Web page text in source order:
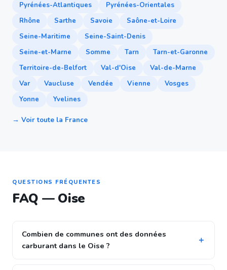
Pyrénées-Atlantiques
Pyrénées-Orientales
Rhône
Sarthe Savoie
Saône-et-Loire
Seine-Maritime
Seine-Saint-Denis
Seine-et-Marne
Somme Tarn
Tarn-et-Garonne
Territoire-de-Belfort
Val-d'Oise
Val-de-Marne
Var
Vaucluse Vendée Vienne
Vosges
Yonne
Yvelines
→ Voir toute la France
QUESTIONS FRÉQUENTES
FAQ — Oise
Combien de communes ont des données
carburant dans le Oise ?